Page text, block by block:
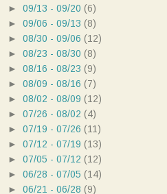
► 09/13 - 09/20 (6)
► 09/06 - 09/13 (8)
► 08/30 - 09/06 (12)
► 08/23 - 08/30 (8)
► 08/16 - 08/23 (9)
► 08/09 - 08/16 (7)
► 08/02 - 08/09 (12)
► 07/26 - 08/02 (4)
► 07/19 - 07/26 (11)
► 07/12 - 07/19 (13)
► 07/05 - 07/12 (12)
► 06/28 - 07/05 (14)
► 06/21 - 06/28 (9)